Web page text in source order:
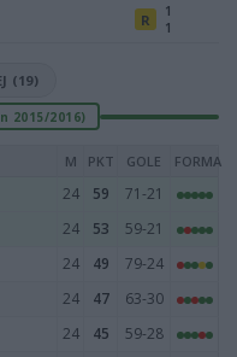
R
1
1
(19)
2015/2016)
M PKT GOLE FORMA
24 59
71-21
24 53
59-21
24 49
79-24
24 47
63-30
24 45
59-28